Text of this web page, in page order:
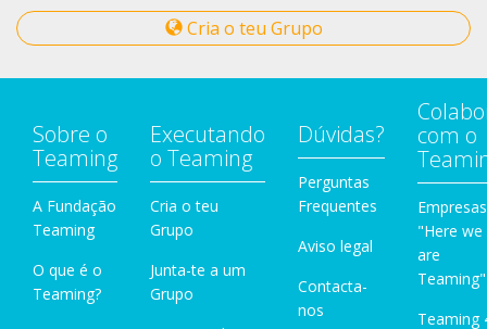
Cria o teu Grupo
Sobre o
Teaming
A Fundação
Teaming
O que é o
Teaming?
Executando
o Teaming
Cria o teu
Grupo
Junta-te a um
Grupo
Dúvidas?
Perguntas
Frequentes
Aviso legal
Contacta-
nos
com o
Empresas
"Here we
are
Teaming"
Teaming